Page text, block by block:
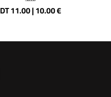
DT 11.00 | 10.00 €